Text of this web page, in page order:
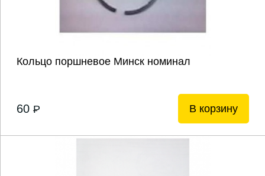
Кольцо поршневое Минск номинал
60 P В корзину